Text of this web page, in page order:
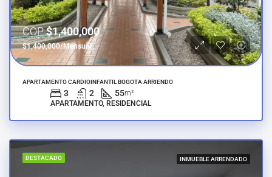
COP$1,400,000
$1,400,000/Mensual
APARTAMENTO CARDIOINFANTIL BOGOTA ARRIENDO
3 2 55m²
APARTAMENTO, RESIDENCIAL
DESTACADO INMUEBLE ARRENDADO